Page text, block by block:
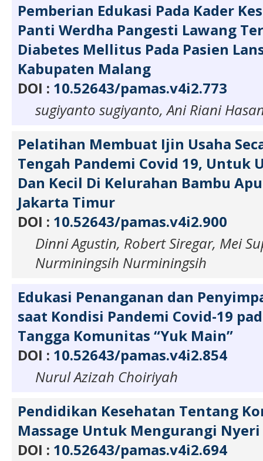
Pemberian Edukasi Pada Kader
Panti Werdha Pangesti Lawang
Diabetes Mellitus Pada Pasien
Kabupaten Malang
DOI : 10.52643/pamas.v4i2.773
sugiyanto sugiyanto, Ani Riani
Pelatihan Membuat Ijin Usaha
Tengah Pandemi Covid 19, Untuk
Dan Kecil Di Kelurahan Bambu
Jakarta Timur
DOI : 10.52643/pamas.v4i2.900
Dinni Agustin, Robert Siregar, Mei
Nurminingsih Nurminingsih
Edukasi Penanganan dan
saat Kondisi Pandemi Covid-19
Tangga Komunitas “Yuk Main”
DOI : 10.52643/pamas.v4i2.854
Nurul Azizah Choiriyah
Pendidikan Kesehatan Tentang
Massage Untuk Mengurangi
DOI : 10.52643/pamas.v4i2.694